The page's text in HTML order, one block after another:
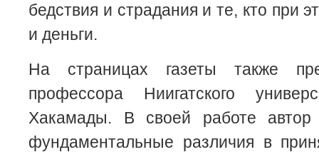
бедствия и страдания и те, кто при
и деньги.
На страницах газеты также
профессора Ниигатского
Хакамады. В своей работе автор
фундаментальные различия в